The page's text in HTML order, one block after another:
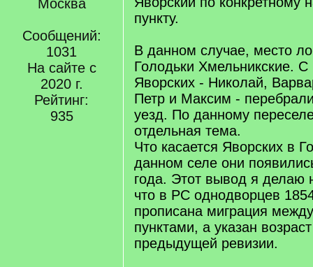
Москва
Сообщений:
1031
На сайте с
2020 г.
Рейтинг:
935
пункту.
В данном случае, место
Голодьки Хмельникские. С
Яворских - Николай,
Петр и Максим -
уезд. По данному
отдельная тема.
Что касается Яворских в
данном селе они
года. Этот вывод я делаю
что в РС однодворцев
прописана миграция
пунктами, а указан
предыдущей ревизии.